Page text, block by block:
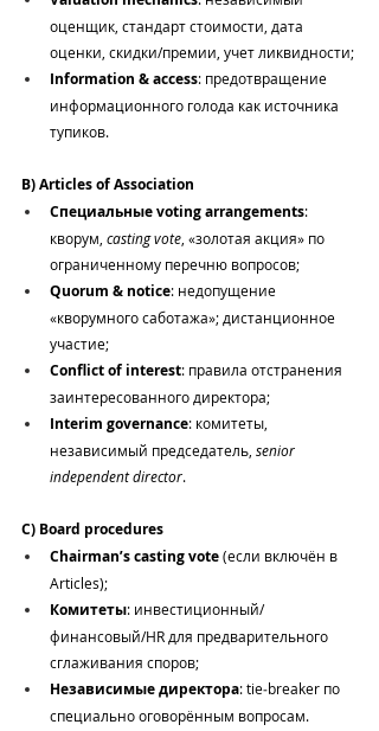
оценщик, стандарт стоимости, дата
оценки, скидки/премии, учет ликвидности;
Information & access: предотвращение
информационного голода как источника
тупиков.
B) Articles of Association
Специальные voting arrangements:
кворум, casting vote, «золотая акция» по
ограниченному перечню вопросов;
Quorum & notice: недопущение
«кворумного саботажа»; дистанционное
участие;
Conflict of interest: правила отстранения
заинтересованного директора;
Interim governance: комитеты,
независимый председатель, senior
independent director.
C) Board procedures
Chairman’s casting vote (если включён в
Articles);
Комитеты: инвестиционный/
финансовый/HR для предварительного
сглаживания споров;
Независимые директора: tie‑breaker по
специально оговорённым вопросам.